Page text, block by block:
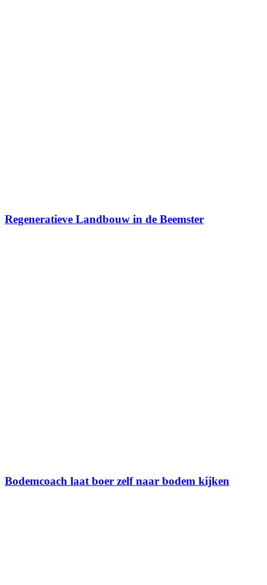
Regeneratieve Landbouw in de Beemster
Bodemcoach laat boer zelf naar bodem kijken